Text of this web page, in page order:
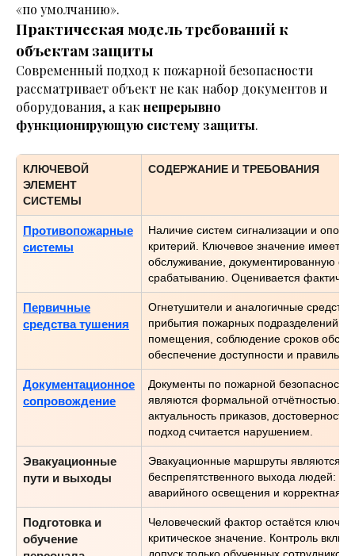
«по умолчанию».
Практическая модель требований к
объектам защиты
Современный подход к пожарной безопасности
рассматривает объект не как набор документов и
оборудования, а как непрерывно
функционирующую систему защиты.
КЛЮЧЕВОЙ
ЭЛЕМЕНТ
СИСТЕМЫ
СОДЕРЖАНИЕ И ТРЕБОВАНИЯ
Противопожарные
системы
Наличие систем сигнализации и
критерий. Ключевое значение имеет
обслуживание, документированную
срабатыванию. Оценивается
Первичные
средства тушения
Огнетушители и аналогичные
прибытия пожарных подразделений.
помещения, соблюдение сроков
обеспечение доступности и
Документационное
сопровождение
Документы по пожарной
являются формальной отчётностью.
актуальность приказов,
подход считается нарушением.
Эвакуационные
пути и выходы
Эвакуационные маршруты являются
беспрепятственного выхода людей:
аварийного освещения и корректная
Подготовка и
обучение
Человеческий фактор остаётся
критическое значение. Контроль